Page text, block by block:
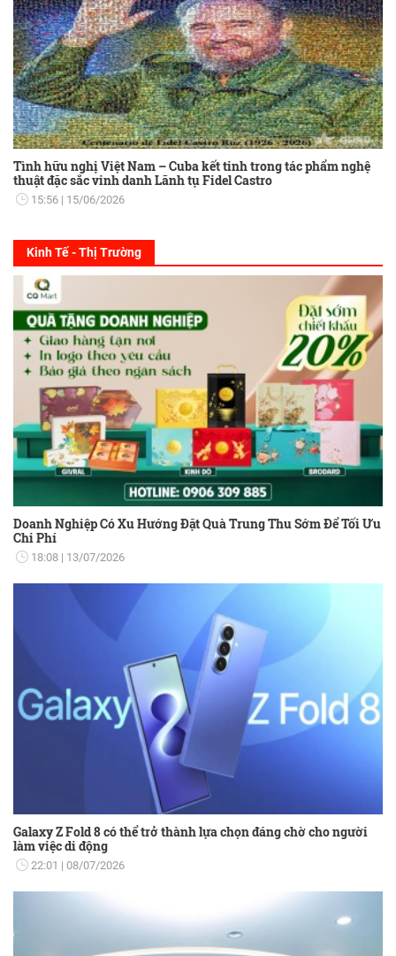
Tình hữu nghị Việt Nam – Cuba kết tinh trong tác phẩm nghệ
thuật đặc sắc vinh danh Lãnh tụ Fidel Castro
15:56 15/06/2026
Kinh Tế - Thị Trường
Doanh Nghiệp Có Xu Hướng Đặt Quà Trung Thu Sớm Để Tối Ưu
Chi Phí
18:08 13/07/2026
Galaxy Z Fold 8 có thể trở thành lựa chọn đáng chờ cho người
làm việc di động
22:01 08/07/2026